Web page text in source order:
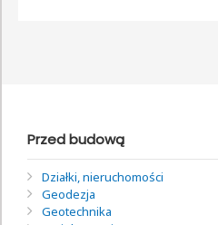
Przed budową
Działki, nieruchomości
Geodezja
Geotechnika